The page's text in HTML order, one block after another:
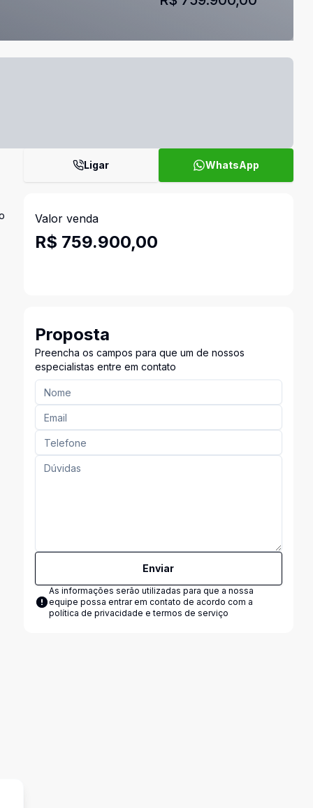
Ligar WhatsApp
Valor venda
R$ 759.900,00
Proposta
Preencha os campos para que um de nossos
especialistas entre em contato
Enviar
As informações serão utilizadas para que a nossa
equipe possa entrar em contato de acordo com a
política de privacidade e termos de serviço